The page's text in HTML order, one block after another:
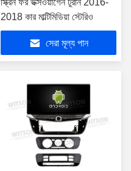
স্ক্রিন ফর ভক্সওয়াগেন টুরান 2016-
2018 কার মাল্টিমিডিয়া স্টেরিও
সেরা মূল্য পান